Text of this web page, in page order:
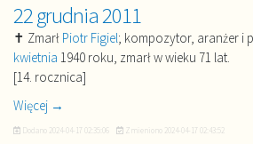
22 grudnia 2011
✝ Zmarł Piotr Figiel; kompozytor, aranżer i
kwietnia 1940 roku, zmarł w wieku 71 lat.
[14. rocznica]
Więcej →
Dodano 2024-04-17 02:35:06 Zmieniono 2024-04-17 02:43:52